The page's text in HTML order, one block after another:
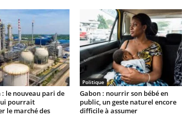
le nouveau pari de
pourrait
le marché des
Politique
Gabon : nourrir son bébé en
public, un geste naturel encore
difficile à assumer